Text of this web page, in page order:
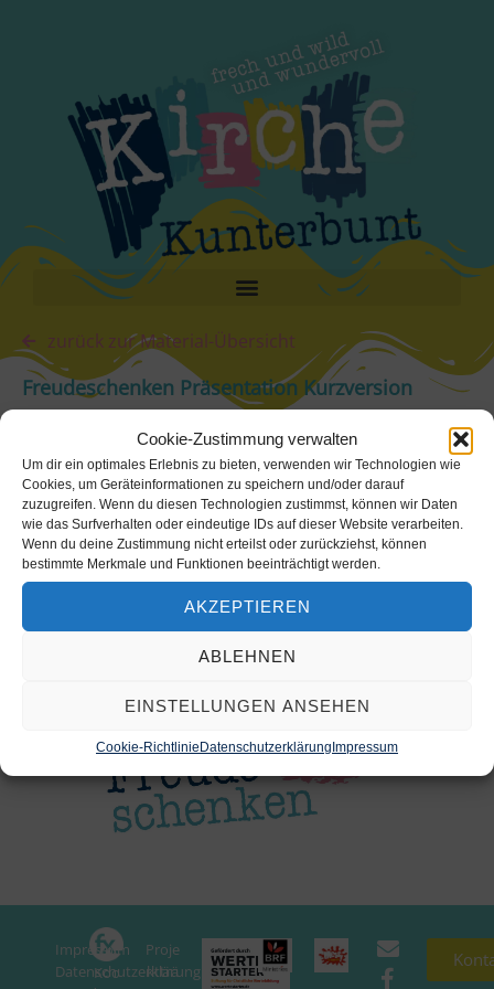
Cookie-Zustimmung verwalten
Um dir ein optimales Erlebnis zu bieten, verwenden wir Technologien wie
Cookies, um Geräteinformationen zu speichern und/oder darauf
zuzugreifen. Wenn du diesen Technologien zustimmst, können wir Daten
wie das Surfverhalten oder eindeutige IDs auf dieser Website verarbeiten.
Wenn du deine Zustimmung nicht erteilst oder zurückziehst, können
bestimmte Merkmale und Funktionen beeinträchtigt werden.
AKZEPTIEREN
ABLEHNEN
EINSTELLUNGEN ANSEHEN
Cookie-Richtlinie Datenschutzerklärung Impressum
zurück zur Material-Übersicht
Freudeschenken Präsentation Kurzversion
PDF herunterladen
Impressum
Datenschutzerklärung
In
Koo
Proje
ktträ